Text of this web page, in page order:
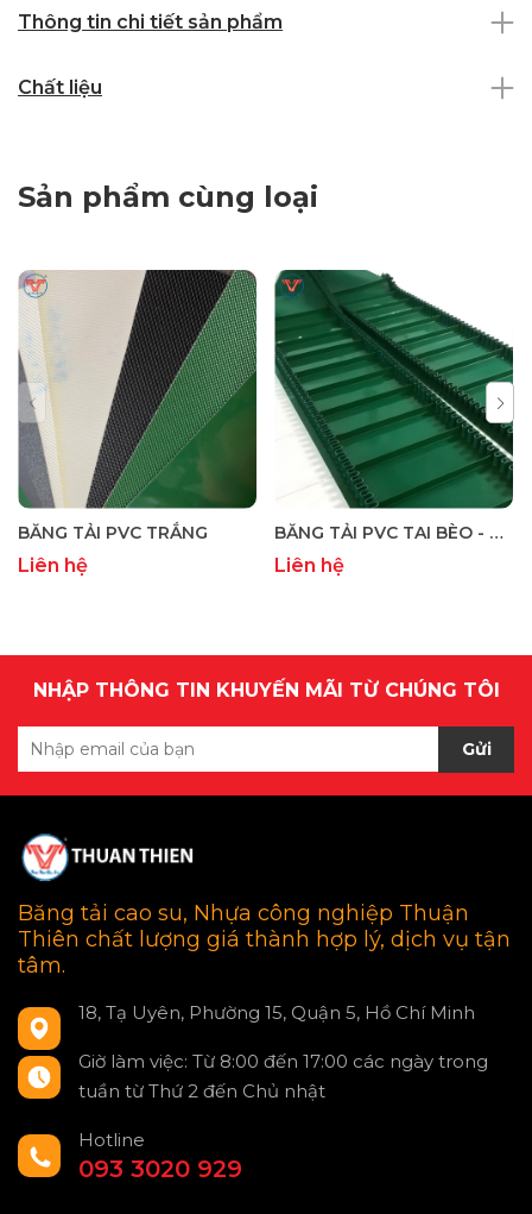
Thông tin chi tiết sản phẩm
Chất liệu
Sản phẩm cùng loại
BĂNG TẢI PVC TRẮNG
Liên hệ
BĂNG TẢI PVC TAI BÈO - BĂNG TẢI PVC TAI BÈO GÂN SÓNG
Liên hệ
NHẬP THÔNG TIN KHUYẾN MÃI TỪ CHÚNG TÔI
Gửi
Băng tải cao su, Nhựa công nghiệp Thuận
Thiên chất lượng giá thành hợp lý, dịch vụ tận
tâm.
18, Tạ Uyên, Phường 15, Quận 5, Hồ Chí Minh
Giờ làm việc: Từ 8:00 đến 17:00 các ngày trong
tuần từ Thứ 2 đến Chủ nhật
Hotline
093 3020 929